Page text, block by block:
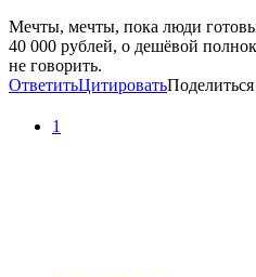
Мечты, мечты, пока люди
40 000 рублей, о дешёвой
не говорить.
ОтветитьЦитироватьПоделиться
1